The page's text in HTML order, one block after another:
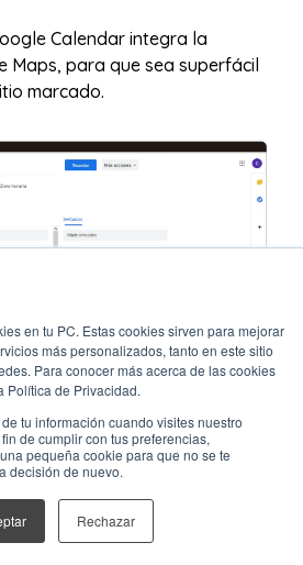
en tu PC. Estas cookies sirven para mejorar
más personalizados, tanto en este sitio
Para conocer más acerca de las cookies
Política de Privacidad.
tu información cuando visites nuestro
de cumplir con tus preferencias,
pequeña cookie para que no se te
decisión de nuevo.
Rechazar
Calendar integra la
Maps, para que sea superfácil
marcado.
los espacios
de cómo establecer tus horarios
un pequeño diferenciador.